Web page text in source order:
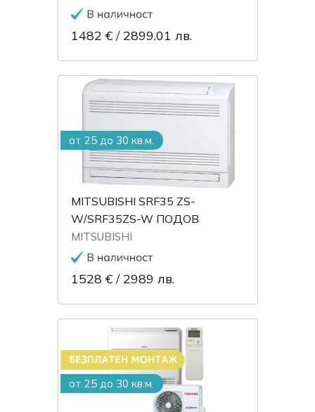
1482 € /2899.01 лв.
от 25 до 30 кв.м.
MITSUBISHI SRF35 ZS-
W/SRF35ZS-W ПОДОВ
MITSUBISHI
1528 € /2989 лв.
от 25 до 30 кв.м.